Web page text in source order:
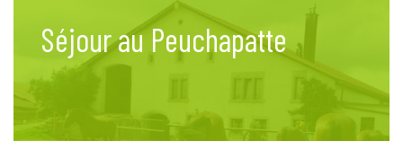
Séjour au Peuchapatte